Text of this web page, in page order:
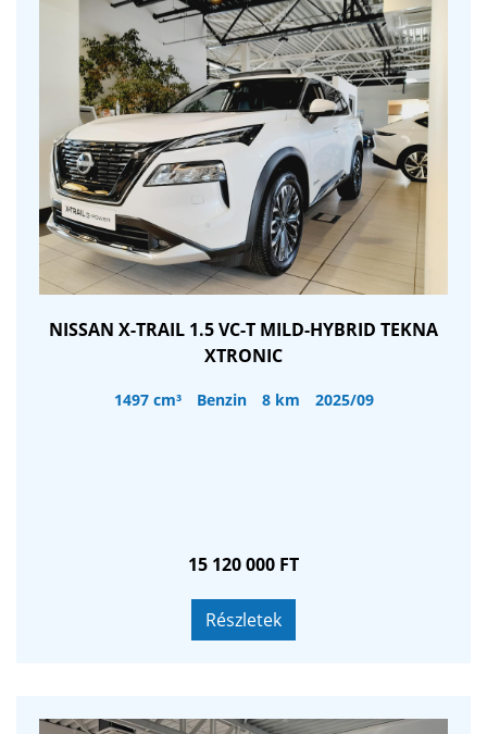
NISSAN X-TRAIL 1.5 VC-T MILD-HYBRID TEKNA
XTRONIC
1497 cm³ Benzin 8 km 2025/09
15 120 000 FT
Részletek